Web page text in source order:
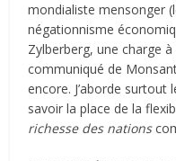
mondialiste mensonger
négationnisme
Zylberberg, une charge
communiqué de
encore. J’aborde surtout
savoir la place de la
richesse des nations